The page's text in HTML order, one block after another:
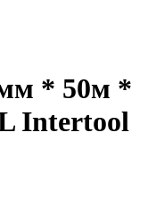
* 50м *
Intertool